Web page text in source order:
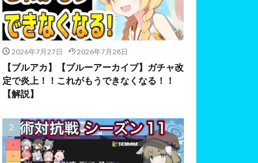
2026年7月27日 2026年7月28日
【ブルアカ】【ブルーアーカイブ】ガチャ改
定で炎上！！これがもうできなくなる！！
【解説】